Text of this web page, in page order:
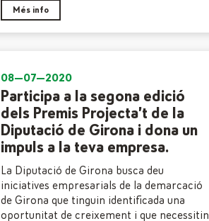
Més info
08—07—2020
Participa a la segona edició
dels Premis Projecta’t de la
Diputació de Girona i dona un
impuls a la teva empresa.
La Diputació de Girona busca deu
iniciatives empresarials de la demarcació
de Girona que tinguin identificada una
oportunitat de creixement i que necessitin